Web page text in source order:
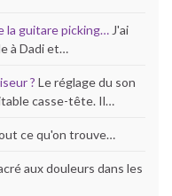
la guitare picking…J'ai
à Dadi et…
? Le réglage du son
casse-tête. Il…
ce qu'on trouve…
aux douleurs dans les